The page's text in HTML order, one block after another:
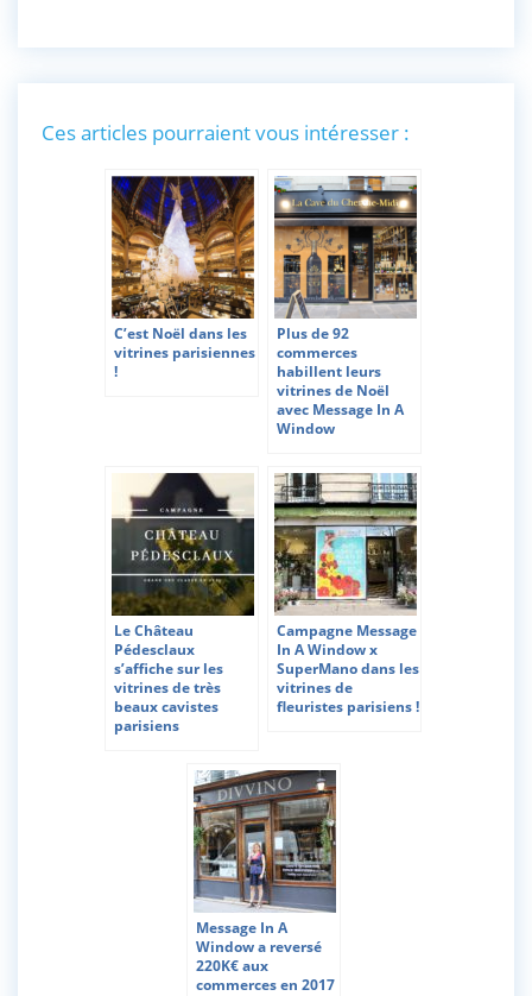
Ces articles pourraient vous intéresser :
C’est Noël dans les
vitrines parisiennes
!
Plus de 92
commerces
habillent leurs
vitrines de Noël
avec Message In A
Window
Le Château
Pédesclaux
s’affiche sur les
vitrines de très
beaux cavistes
parisiens
Campagne Message
In A Window x
SuperMano dans les
vitrines de
fleuristes parisiens !
Message In A
Window a reversé
220K€ aux
commerces en 2017